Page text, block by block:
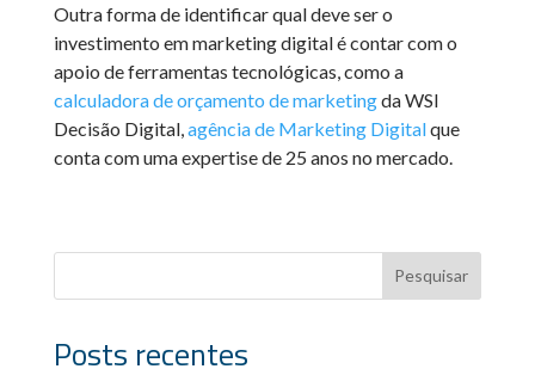
Outra forma de identificar qual deve ser o
investimento em marketing digital é contar com o
apoio de ferramentas tecnológicas, como a
calculadora de orçamento de marketingda WSI
Decisão Digital,agência de Marketing Digitalque
conta com uma expertise de 25 anos no mercado.
Pesquisar
Posts recentes